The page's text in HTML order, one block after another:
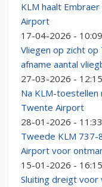
KLM haalt
Airport
17-04-2026 - 10:09
Vliegen op zicht
afname aantal
27-03-2026 - 12:15
Na KLM-toestellen
Twente Airport
28-01-2026 - 11:33
Tweede KLM
Airport voor
15-01-2026 - 16:15
Sluiting dreigt